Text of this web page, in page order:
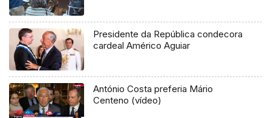
Presidente da República condecora
cardeal Américo Aguiar
António Costa preferia Mário
Centeno (vídeo)